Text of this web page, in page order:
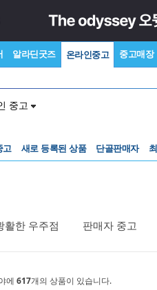
알라딘굿즈 온라인중고 중고매장
중고
고 새로 등록된 상품 단골판매자
활한 우주점 판매자 중고
에 617개의 상품이 있습니다.